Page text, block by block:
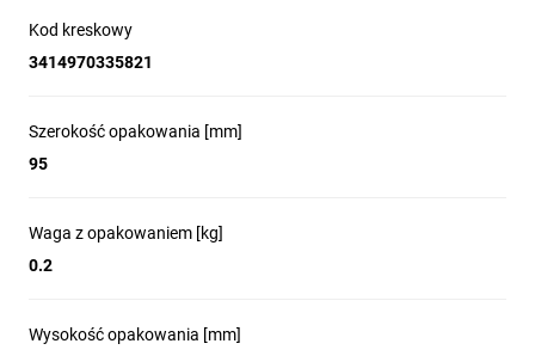
Kod kreskowy
3414970335821
Szerokość opakowania [mm]
95
Waga z opakowaniem [kg]
0.2
Wysokość opakowania [mm]